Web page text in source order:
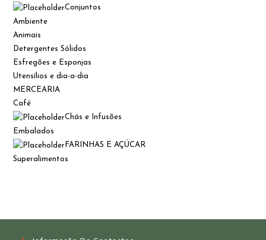
Conjuntos
Ambiente
Animais
Detergentes Sólidos
Esfregões e Esponjas
Utensílios e dia-a-dia
MERCEARIA
Café
Chás e Infusões
Embalados
FARINHAS E AÇÚCAR
Superalimentos